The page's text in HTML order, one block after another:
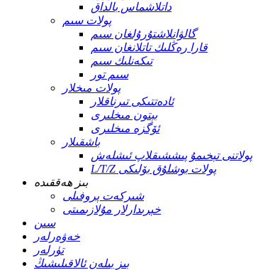
داتلاشماس بالداق
پولات سىم
گالۋانلاشتۇرۇلغان سىم
قارا رەڭلىك تاتلانغان سىم
تىكەنلىك سىم
سىم تور
پولات مىخلار
ئادەتتىكى تىرناقلار
بېتون مىخلىرى
ئۆگزە مىخلىرى
باشقىلار
پولاتنى تېخىمۇ پىششىقلاپ ئىشلەش
L/T/Z پولات بوشلۇق بۆلىكى
بىز ھەققىدە
شىركەت پروفىلى
خېرىدارلار مۇلازىمىتى
سىن
خەۋەرلەر
تۈرلەر
بىز بىلەن ئالاقىلىشىڭ